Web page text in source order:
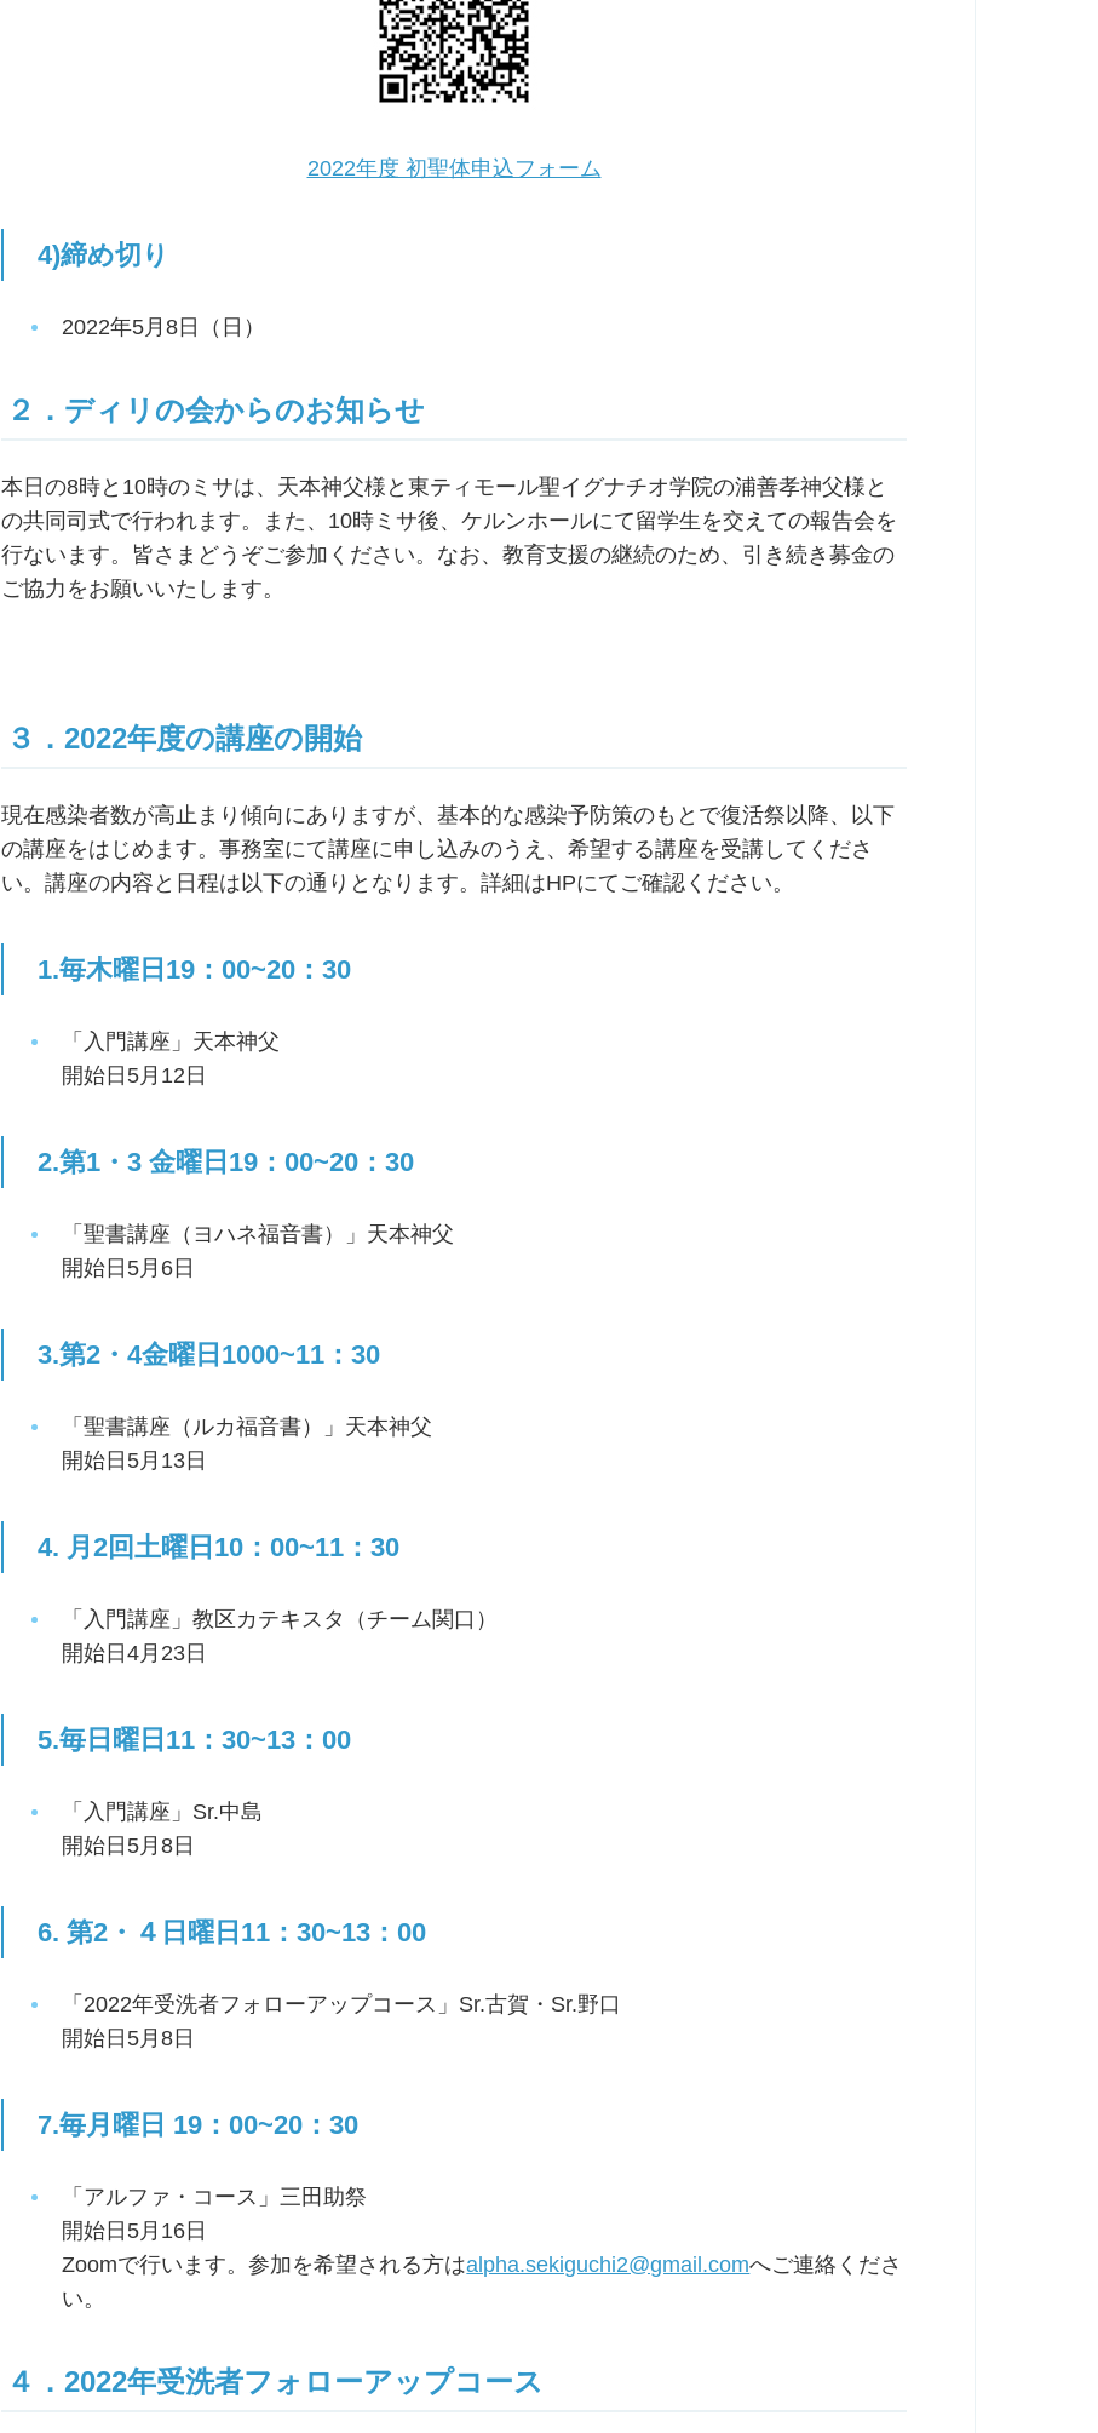
2022年度 初聖体申込フォーム
4)締め切り
2022年5月8日（日）
２．ディリの会からのお知らせ
本日の8時と10時のミサは、天本神父様と東ティモール聖イグナチオ学院の浦善孝神父様と
の共同司式で行われます。また、10時ミサ後、ケルンホールにて留学生を交えての報告会を
行ないます。皆さまどうぞご参加ください。なお、教育支援の継続のため、引き続き募金の
ご協力をお願いいたします。
３．2022年度の講座の開始
現在感染者数が高止まり傾向にありますが、基本的な感染予防策のもとで復活祭以降、以下
の講座をはじめます。事務室にて講座に申し込みのうえ、希望する講座を受講してくださ
い。講座の内容と日程は以下の通りとなります。詳細はHPにてご確認ください。
1.毎木曜日19：00~20：30
「入門講座」天本神父
開始日5月12日
2.第1・3 金曜日19：00~20：30
「聖書講座（ヨハネ福音書）」天本神父
開始日5月6日
3.第2・4金曜日1000~11：30
「聖書講座（ルカ福音書）」天本神父
開始日5月13日
4. 月2回土曜日10：00~11：30
「入門講座」教区カテキスタ（チーム関口）
開始日4月23日
5.毎日曜日11：30~13：00
「入門講座」Sr.中島
開始日5月8日
6. 第2・４日曜日11：30~13：00
「2022年受洗者フォローアップコース」Sr.古賀・Sr.野口
開始日5月8日
7.毎月曜日 19：00~20：30
「アルファ・コース」三田助祭
開始日5月16日
Zoomで行います。参加を希望される方はalpha.sekiguchi2@gmail.comへご連絡くださ
い。
４．2022年受洗者フォローアップコース